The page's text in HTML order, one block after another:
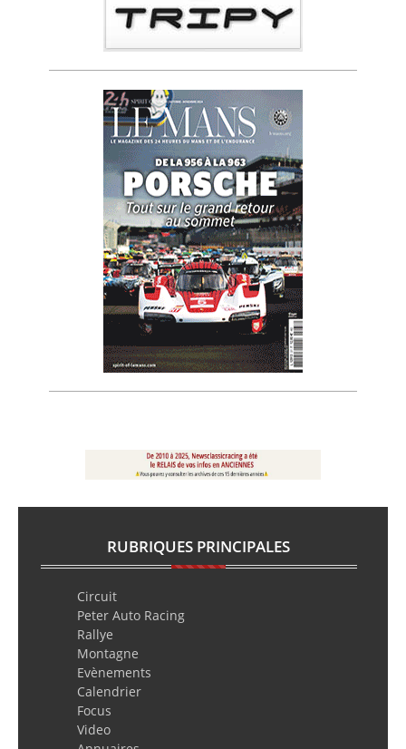
RUBRIQUES PRINCIPALES
Circuit
Peter Auto Racing
Rallye
Montagne
Evènements
Calendrier
Focus
Video